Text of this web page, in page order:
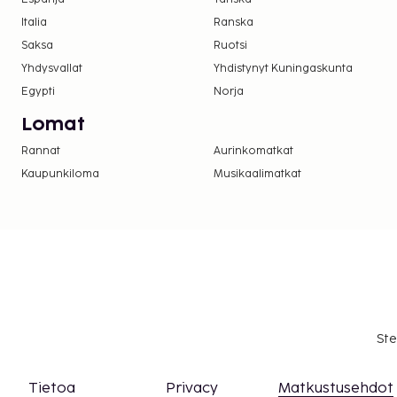
Italia
Ranska
Saksa
Ruotsi
Yhdysvallat
Yhdistynyt Kuningaskunta
Egypti
Norja
Lomat
Rannat Aurinkomatkat
Kaupunkiloma
Musikaalimatkat
Tietoa Privacy Matkustusehdot